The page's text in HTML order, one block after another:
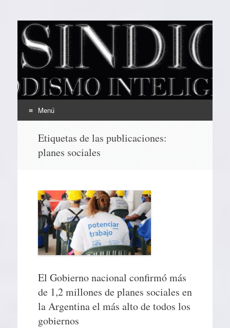
EL SINDICAL
Periodismo Inteligente
Menú
contenido
Etiquetas de las publicaciones:
planes sociales
El Gobierno nacional confirmó más
de 1,2 millones de planes sociales en
la Argentina el más alto de todos los
gobiernos